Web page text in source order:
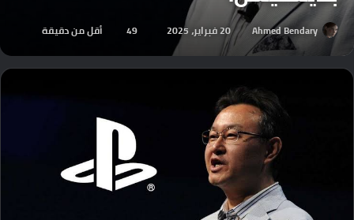
Ahmed Bendary 20 فبراير، 2025 49 أقل من دقيقة